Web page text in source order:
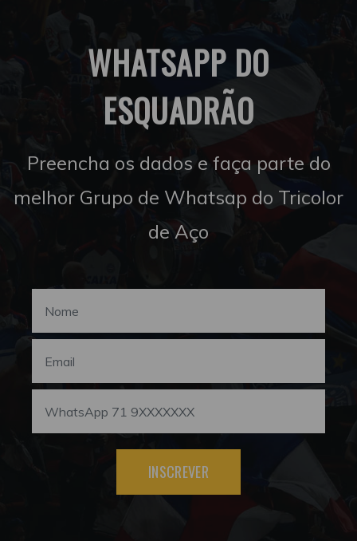
WHATSAPP DO
ESQUADRÃO
Preencha os dados e faça parte do
melhor Grupo de Whatsap do Tricolor
de Aço
INSCREVER